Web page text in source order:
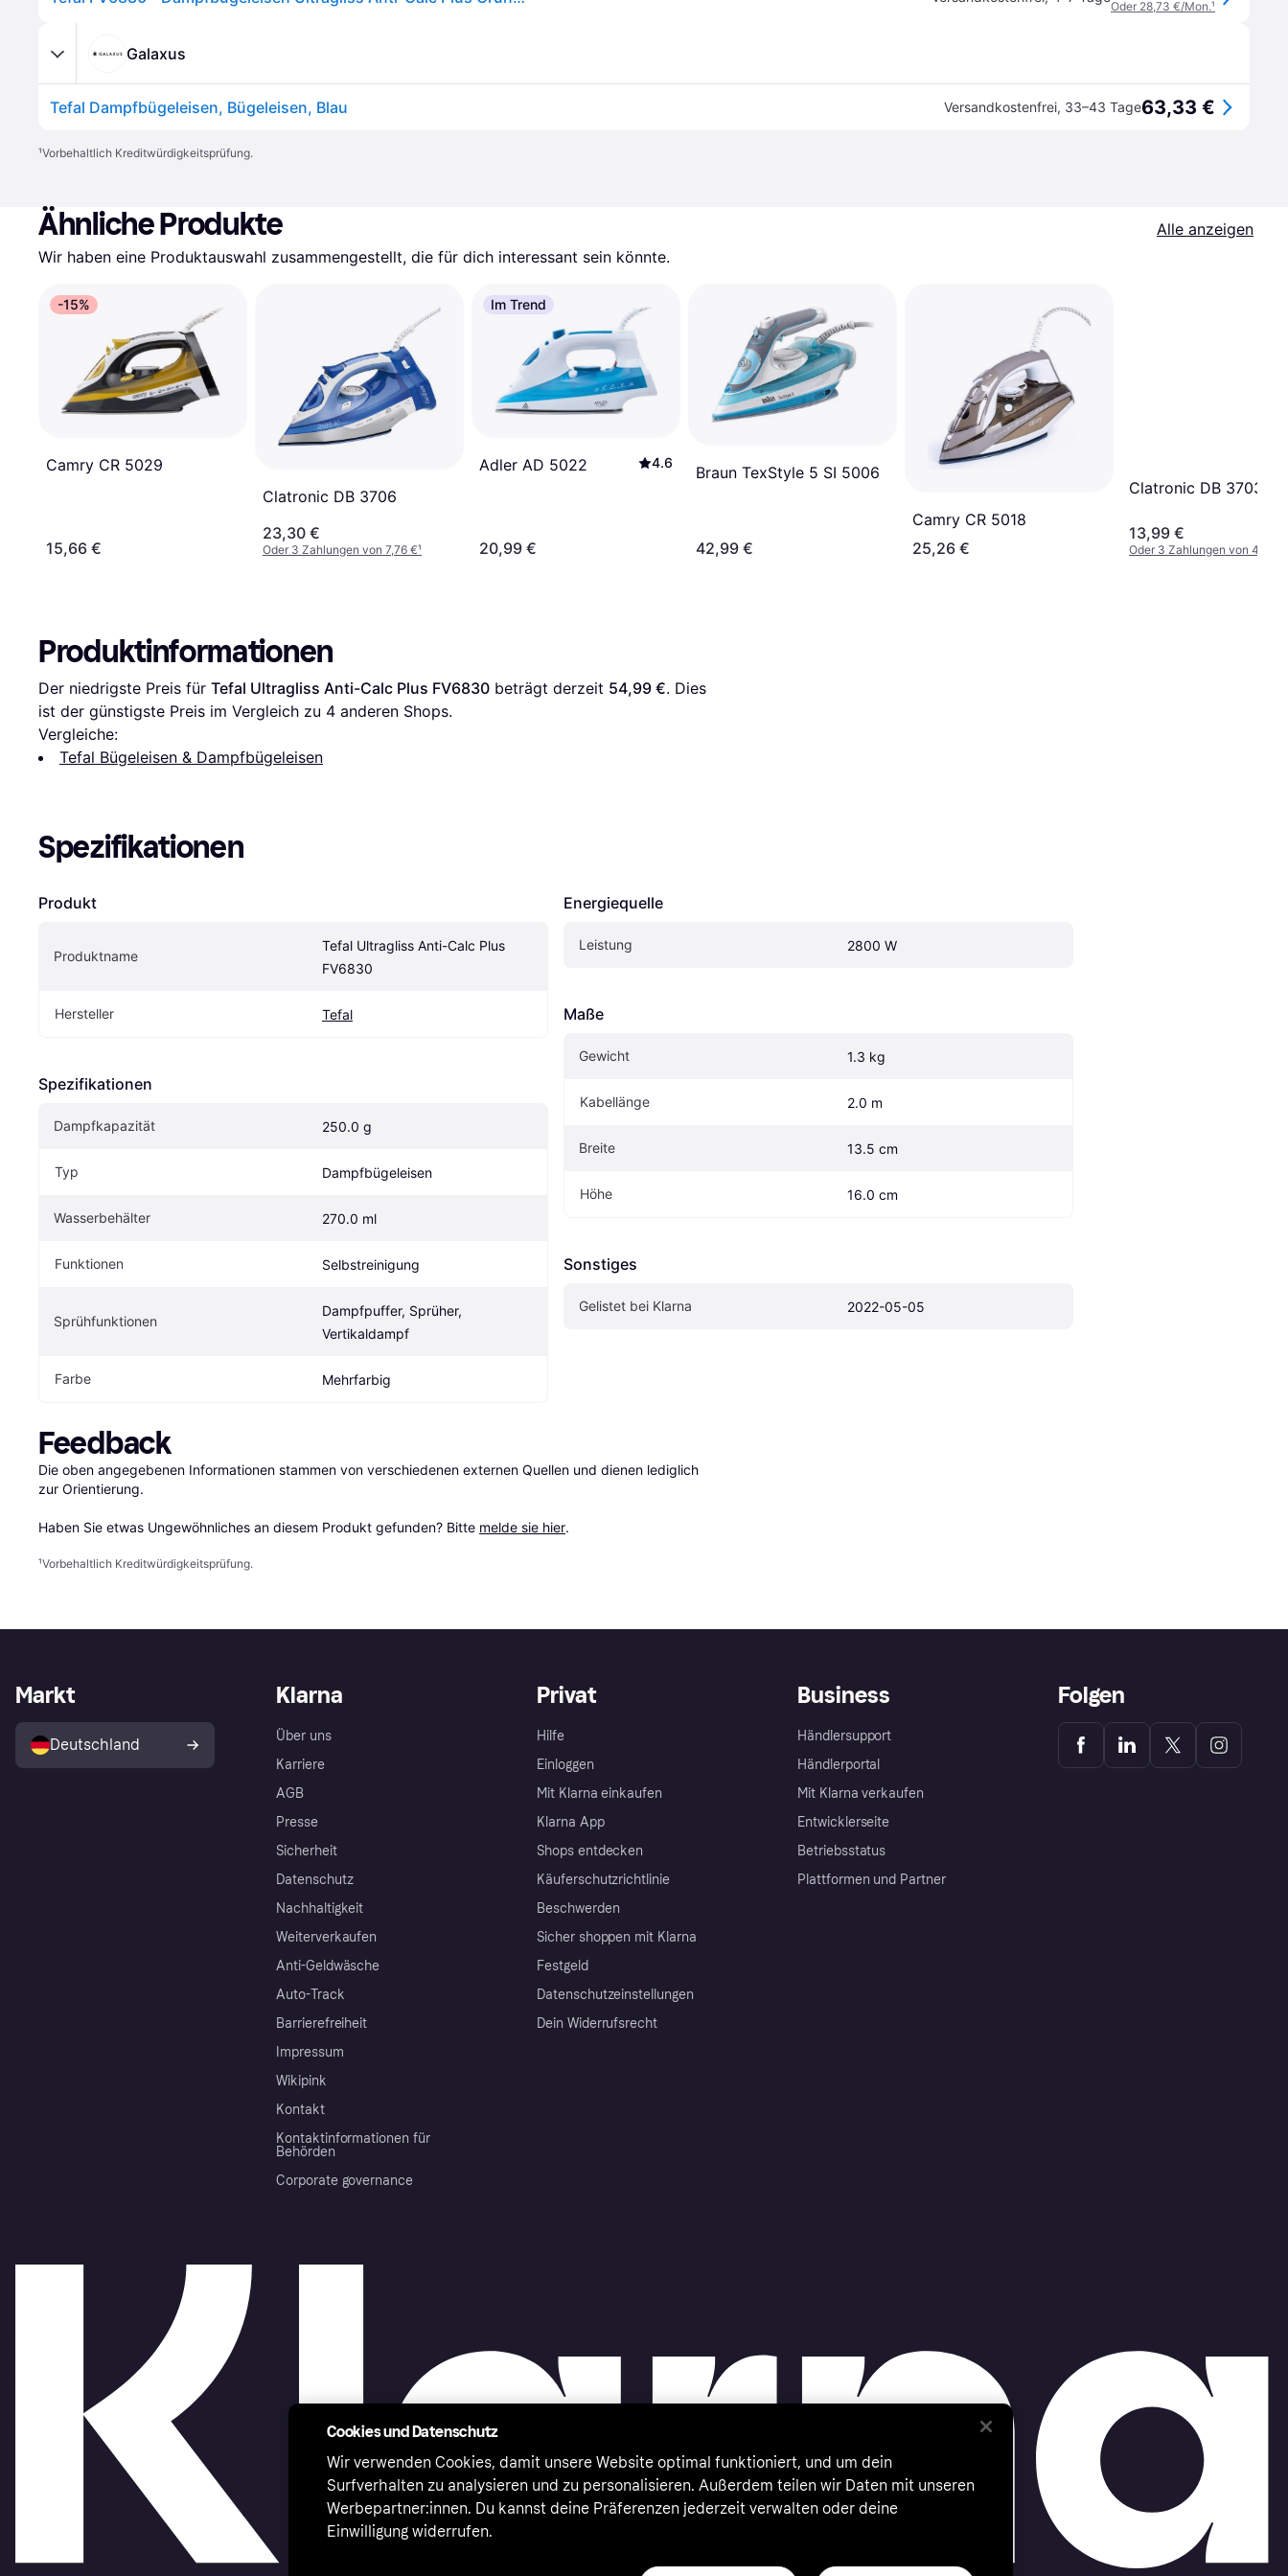
Oder 28,73 €/Mon.¹
Galaxus
Tefal Dampfbügeleisen, Bügeleisen, Blau Versandkostenfrei, 33–43 Tage63,33 €
¹Vorbehaltlich Kreditwürdigkeitsprüfung.
Ähnliche Produkte
Alle anzeigen
Wir haben eine Produktauswahl zusammengestellt, die für dich interessant sein könnte.
-15%
Camry CR 5029
15,66 €
Clatronic DB 3706
23,30 €
Oder 3 Zahlungen von 7,76 €¹
Im Trend
Adler AD 5022 4.6
20,99 €
Braun TexStyle 5 SI 5006
42,99 €
Camry CR 5018
25,26 €
Clatronic DB 3703
13,99 €
Oder 3 Zahlungen von 4,66 €
Produktinformationen
Der niedrigste Preis für Tefal Ultragliss Anti-Calc Plus FV6830 beträgt derzeit 54,99 €. Dies
ist der günstigste Preis im Vergleich zu 4 anderen Shops.
Vergleiche:
Tefal Bügeleisen & Dampfbügeleisen
Spezifikationen
Produkt
Produktname
Tefal Ultragliss Anti-Calc Plus
FV6830
Hersteller Tefal
Spezifikationen
Dampfkapazität 250.0 g
Typ Dampfbügeleisen
Wasserbehälter 270.0 ml
Funktionen Selbstreinigung
Sprühfunktionen
Dampfpuffer, Sprüher,
Vertikaldampf
Farbe Mehrfarbig
Energiequelle
Leistung 2800 W
Maße
Gewicht 1.3 kg
Kabellänge 2.0 m
Breite 13.5 cm
Höhe 16.0 cm
Sonstiges
Gelistet bei Klarna 2022-05-05
Feedback
Die oben angegebenen Informationen stammen von verschiedenen externen Quellen und dienen lediglich
zur Orientierung.
Haben Sie etwas Ungewöhnliches an diesem Produkt gefunden? Bitte melde sie hier.
¹Vorbehaltlich Kreditwürdigkeitsprüfung.
Klarna
Über uns
Karriere
AGB
Presse
Sicherheit
Datenschutz
Nachhaltigkeit
Weiterverkaufen
Anti-Geldwäsche
Auto-Track
Barrierefreiheit
Impressum
Wikipink
Kontakt
Kontaktinformationen für
Behörden
Corporate governance
Privat
Hilfe
Einloggen
Mit Klarna einkaufen
Klarna App
Shops entdecken
Käuferschutzrichtlinie
Beschwerden
Sicher shoppen mit Klarna
Festgeld
Datenschutzeinstellungen
Dein Widerrufsrecht
Business
Händlersupport
Händlerportal
Mit Klarna verkaufen
Entwicklerseite
Betriebsstatus
Plattformen und Partner
Markt
Deutschland
Folgen
Cookies und Datenschutz
Wir verwenden Cookies, damit unsere Website optimal funktioniert, und um dein
Surfverhalten zu analysieren und zu personalisieren. Außerdem teilen wir Daten mit unseren
Werbepartner:innen. Du kannst deine Präferenzen jederzeit verwalten oder deine
Einwilligung widerrufen.